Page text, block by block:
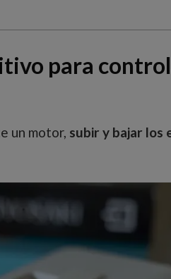
para
un motor, subir y bajar los